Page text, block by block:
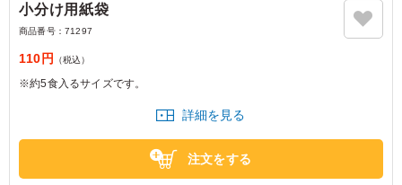
小分け用紙袋
商品番号： 71297
110円 （税込）
※約5食入るサイズです。
詳細を見る
注文をする